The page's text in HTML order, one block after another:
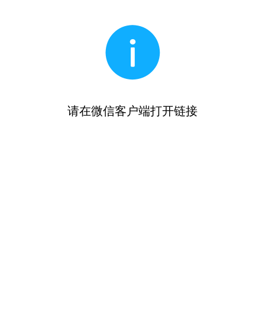
请在微信客户端打开链接